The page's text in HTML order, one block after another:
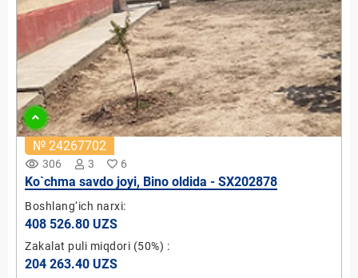
remove_red_eye 306 3 6
№ 24267702
Ko`chma savdo joyi, Bino oldida - SX202878
Boshlang‘ich narxi:
408 526.80 UZS
Zakalat puli miqdori (50%) :
204 263.40 UZS